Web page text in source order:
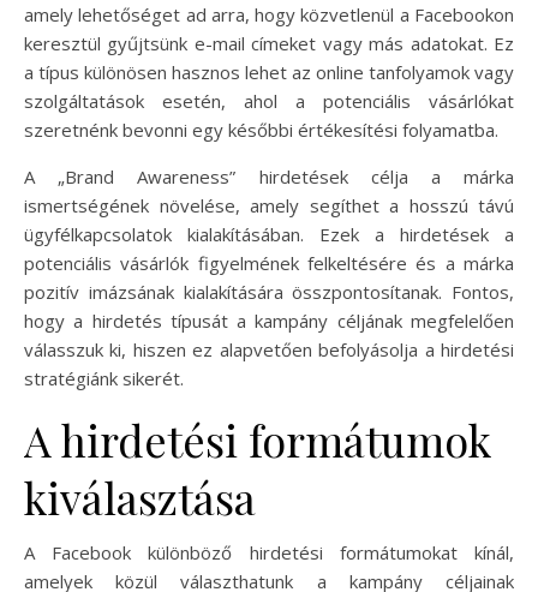
amely lehetőséget ad arra, hogy közvetlenül a Facebookon
keresztül gyűjtsünk e-mail címeket vagy más adatokat. Ez
a típus különösen hasznos lehet az online tanfolyamok vagy
szolgáltatások esetén, ahol a potenciális vásárlókat
szeretnénk bevonni egy későbbi értékesítési folyamatba.
A „Brand Awareness” hirdetések célja a márka
ismertségének növelése, amely segíthet a hosszú távú
ügyfélkapcsolatok kialakításában. Ezek a hirdetések a
potenciális vásárlók figyelmének felkeltésére és a márka
pozitív imázsának kialakítására összpontosítanak. Fontos,
hogy a hirdetés típusát a kampány céljának megfelelően
válasszuk ki, hiszen ez alapvetően befolyásolja a hirdetési
stratégiánk sikerét.
A hirdetési formátumok
kiválasztása
A Facebook különböző hirdetési formátumokat kínál,
amelyek közül választhatunk a kampány céljainak